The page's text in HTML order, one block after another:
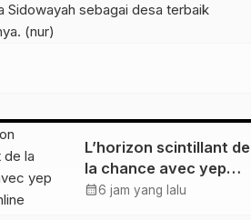
Sidowayah sebagai desa terbaik
(nur)
L’horizon scintillant de
la chance avec yep
casino online
calendar_month6 jam yang lalu